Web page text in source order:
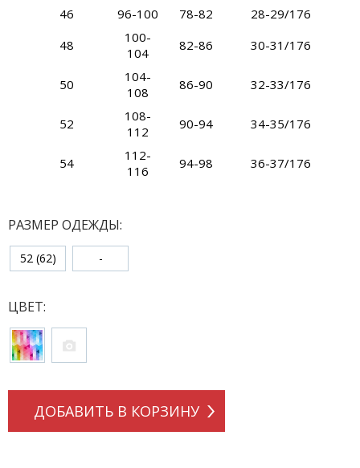
46
96-100 78-82
28-29/176
48
100-
104
82-86 30-31/176
50
104-
108
86-90 32-33/176
52
108-
112
90-94 34-35/176
54
112-
116
94-98 36-37/176
РАЗМЕР ОДЕЖДЫ:
52 (62) -
ЦВЕТ:
ДОБАВИТЬ В КОРЗИНУ